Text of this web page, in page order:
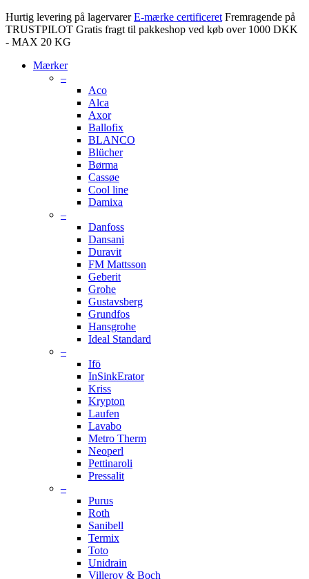
Hurtig levering på lagervarer E-mærke certificeret Fremragende på
TRUSTPILOT Gratis fragt til pakkeshop ved køb over 1000 DKK
- MAX 20 KG
Mærker
–
Aco
Alca
Axor
Ballofix
BLANCO
Blücher
Børma
Cassøe
Cool line
Damixa
–
Danfoss
Dansani
Duravit
FM Mattsson
Geberit
Grohe
Gustavsberg
Grundfos
Hansgrohe
Ideal Standard
–
Ifö
InSinkErator
Kriss
Krypton
Laufen
Lavabo
Metro Therm
Neoperl
Pettinaroli
Pressalit
–
Purus
Roth
Sanibell
Termix
Toto
Unidrain
Villeroy & Boch